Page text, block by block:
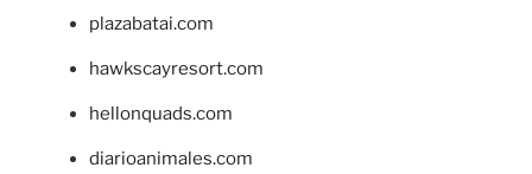
plazabatai.com
hawkscayresort.com
hellonquads.com
diarioanimales.com